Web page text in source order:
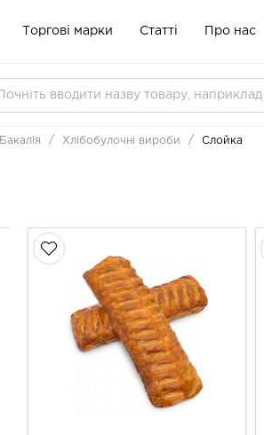
Торгові марки Статті Про нас
Бакалія Хлібобулочні вироби Слойка